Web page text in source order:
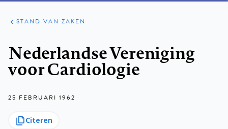
ARTIKELEN
PRAKTIJK
STAND VAN ZAKEN
Nederlandse Vereniging
voor Cardiologie
25 FEBRUARI 1962
Citeren